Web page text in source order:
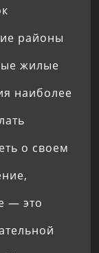
районы
жилые
наиболее
о своем
— это